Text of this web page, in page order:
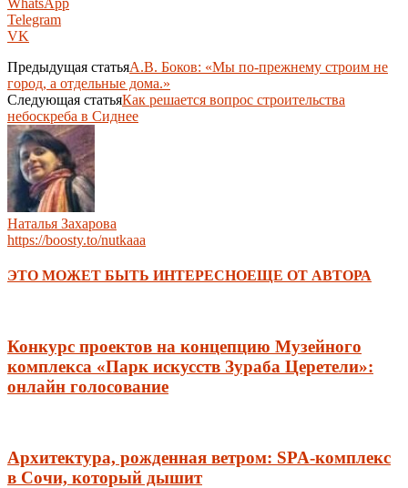
Telegram
VK
Предыдущая статьяА.В. Боков: «Мы по-прежнему строим не
город, а отдельные дома.»
Следующая статьяКак решается вопрос строительства
небоскреба в Сиднее
Наталья Захарова
https://boosty.to/nutkaaa
ЭТО МОЖЕТ БЫТЬ ИНТЕРЕСНОЕЩЕ ОТ АВТОРА
Конкурс проектов на концепцию Музейного
комплекса «Парк искусств Зураба Церетели»:
онлайн голосование
Архитектура, рожденная ветром: SPA-комплекс
в Сочи, который дышит